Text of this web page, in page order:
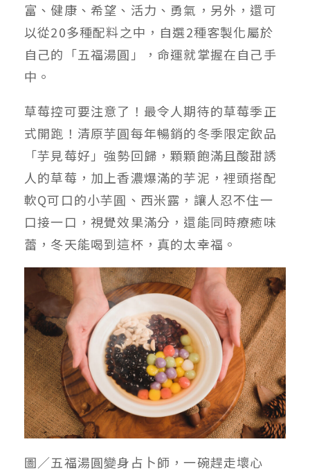
富、健康、希望、活力、勇氣，另外，還可
以從20多種配料之中，自選2種客製化屬於
自己的「五福湯圓」，命運就掌握在自己手
中。
草莓控可要注意了！最令人期待的草莓季正
式開跑！清原芋圓每年暢銷的冬季限定飲品
「芋見莓好」強勢回歸，顆顆飽滿且酸甜誘
人的草莓，加上香濃爆滿的芋泥，裡頭搭配
軟Q可口的小芋圓、西米露，讓人忍不住一
口接一口，視覺效果滿分，還能同時療癒味
蕾，冬天能喝到這杯，真的太幸福。
圖／五福湯圓變身占卜師，一碗趕走壞心